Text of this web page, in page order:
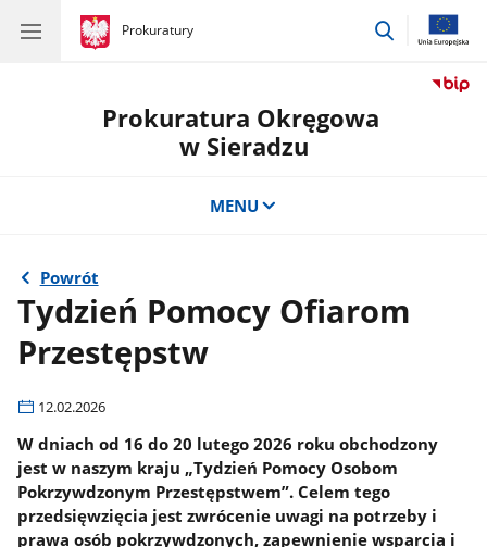
gov.pl
Prokuratury
gov.pl
Prokuratury
przejdź
Prokuratura Okręgowa
w Sieradzu
MENU
Powrót
Tydzień Pomocy Ofiarom
Przestępstw
12.02.2026
W dniach od 16 do 20 lutego 2026 roku obchodzony
jest w naszym kraju „Tydzień Pomocy Osobom
Pokrzywdzonym Przestępstwem”. Celem tego
przedsięwzięcia jest zwrócenie uwagi na potrzeby i
prawa osób pokrzywdzonych, zapewnienie wsparcia i